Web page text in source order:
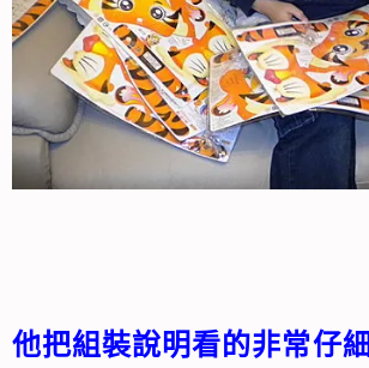
他把組裝說明看的非常仔細